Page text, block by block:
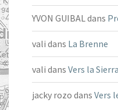
YVON GUIBALdans
vali dans La Brenne
vali dans Vers la
jacky rozo dans Vers